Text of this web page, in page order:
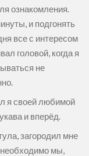
ознакомления.
и подгонять
все с интересом
головой, когда я
не
я своей любимой
и вперёд.
загородил мне
необходимо мы,